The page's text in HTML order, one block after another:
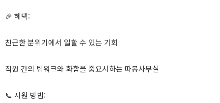
🎉 혜택:
친근한 분위기에서 일할 수 있는 기회
직원 간의 팀워크와 화합을 중요시하는 따봉사무실
📞 지원 방법: